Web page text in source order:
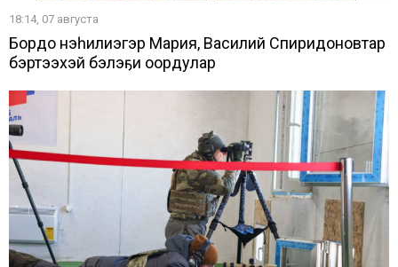
18:14, 07 августа
Бордоҥ нэһилиэгэр Мария, Василий Спиридоновтар
бэртээхэй бэлэҕи оҥордулар